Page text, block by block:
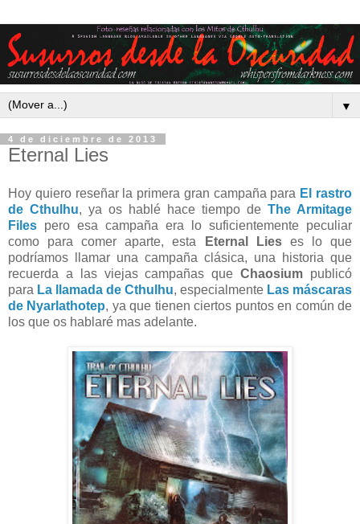
▼
4 de diciembre de 2013
Eternal Lies
Hoy quiero reseñar la primera gran campaña para El rastro
de Cthulhu, ya os hablé hace tiempo de The Armitage
Files pero esa campaña era lo suficientemente peculiar
como para comer aparte, esta
Eternal Lieses lo que
podríamos llamar una campaña clásica, una historia que
recuerda a las viejas campañas queChaosium publicó
para La llamada de Cthulhu, especialmente Las máscaras
de Nyarlathotep, ya que tienen ciertos puntos en común de
los que os hablaré mas adelante.